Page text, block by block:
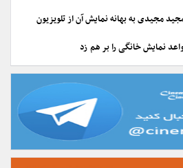
مجیدی به بهانه نمایش آن از تلویزیون
نمایش خانگی را بر هم زد